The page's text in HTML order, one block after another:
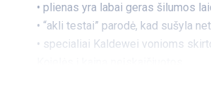
• plienas yra labai geras šilumos
• “akli testai” parodė, kad sušyla
• specialiai Kaldewei vonioms